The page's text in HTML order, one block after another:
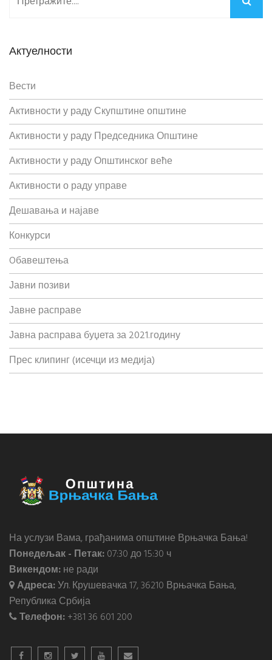
Актуелности
Вести
Активности у раду Скупштине општине
Активности у раду Председника Општине
Активности у раду Општинског веће
Активности о раду управе
Дешавања и најаве
Конкурси
Oбавештења
Јавни позиви
Јавне расправе
Јавна расправа буџета за 2021.годину
Прес клипинг (исечци из медија)
На услузи Вама, грађанима општине Врњачка Бања!
Понедељак - Петак:07:30 до 15:30 ч
Викендом:не ради
Адреса:Ул. Крушевачка 17, 36210 Врњачка Бања,
Република Србија
Телефон:+381 36 601 200